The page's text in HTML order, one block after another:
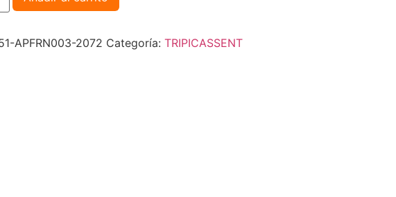
APFRN003-2072 Categoría: TRIPICASSENT